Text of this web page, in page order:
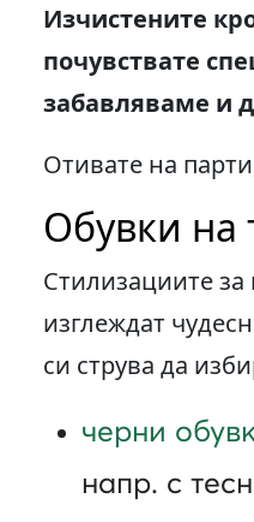
Изчистените
почувствате
забавляваме и
Отивате на
Обувки на
Стилизациите
изглеждат
си струва да
черни
напр. с